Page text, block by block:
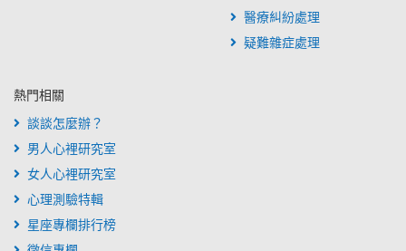
醫療糾紛處理
疑難雜症處理
熱門相關
談談怎麼辦？
男人心裡研究室
女人心裡研究室
心理測驗特輯
星座專欄排行榜